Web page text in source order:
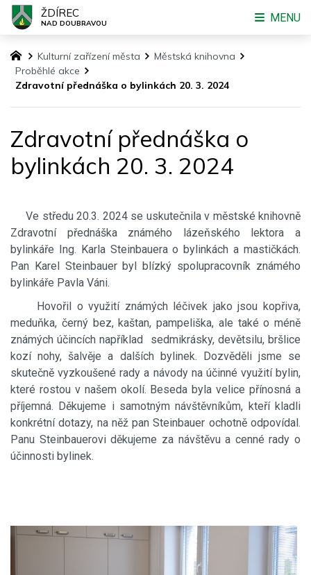
Kulturní zařízení města
Městská knihovna
Proběhlé akce
Zdravotní přednáška o bylinkách 20. 3. 2024
Zdravotní přednáška o
bylinkách 20. 3. 2024
Ve středu 20.3. 2024 se uskutečnila v městské knihovně
Zdravotní přednáška známého lázeňského lektora a
bylinkáře Ing. Karla Steinbauera o bylinkách a mastičkách.
Pan Karel Steinbauer byl blízký spolupracovník známého
bylinkáře Pavla Váni.
Hovořil o využití známých léčivek jako jsou kopřiva,
meduňka, černý bez, kaštan, pampeliška, ale také o méně
známých účincích například sedmikrásky, devětsilu, bršlice
kozí nohy, šalvěje a dalších bylinek. Dozvěděli jsme se
skutečně vyzkoušené rady a návody na účinné využití bylin,
které rostou v našem okolí. Beseda byla velice přínosná a
příjemná. Děkujeme i samotným návštěvníkům, kteří kladli
konkrétní dotazy, na něž pan Steinbauer ochotně odpovídal.
Panu Steinbauerovi děkujeme za návštěvu a cenné rady o
účinnosti bylinek.
ŽDÍREC
NAD DOUBRAVOU MENU